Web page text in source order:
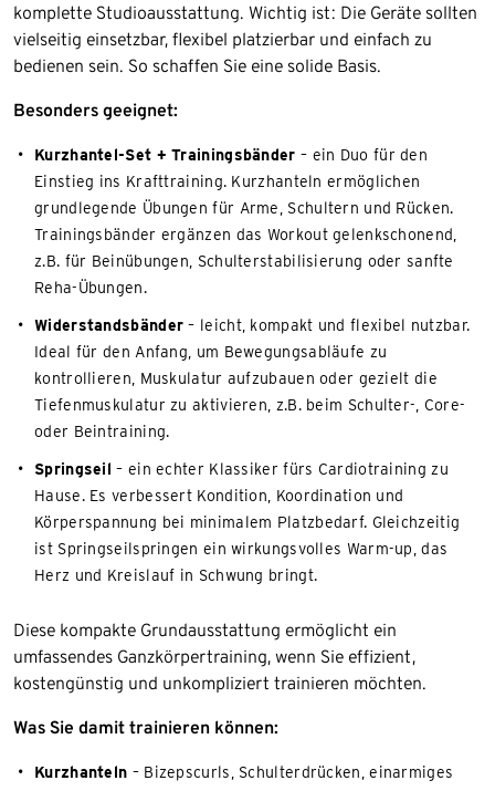
komplette Studioausstattung. Wichtig ist: Die Geräte sollten
vielseitig einsetzbar, flexibel platzierbar und einfach zu
bedienen sein. So schaffen Sie eine solide Basis.
Besonders geeignet:
Kurzhantel-Set + Trainingsbänder – ein Duo für den
Einstieg ins Krafttraining. Kurzhanteln ermöglichen
grundlegende Übungen für Arme, Schultern und Rücken.
Trainingsbänder ergänzen das Workout gelenkschonend,
z.B. für Beinübungen, Schulterstabilisierung oder sanfte
Reha-Übungen.
Widerstandsbänder– leicht, kompakt und flexibel nutzbar.
Ideal für den Anfang, um Bewegungsabläufe zu
kontrollieren, Muskulatur aufzubauen oder gezielt die
Tiefenmuskulatur zu aktivieren, z.B. beim Schulter-, Core-
oder Beintraining.
Springseil– ein echter Klassiker fürs Cardiotraining zu
Hause. Es verbessert Kondition, Koordination und
Körperspannung bei minimalem Platzbedarf. Gleichzeitig
ist Springseilspringen ein wirkungsvolles Warm-up, das
Herz und Kreislauf in Schwung bringt.
Diese kompakte Grundausstattung ermöglicht ein
umfassendes Ganzkörpertraining, wenn Sie effizient,
kostengünstig und unkompliziert trainieren möchten.
Was Sie damit trainieren können:
Kurzhanteln – Bizepscurls, Schulterdrücken, einarmiges